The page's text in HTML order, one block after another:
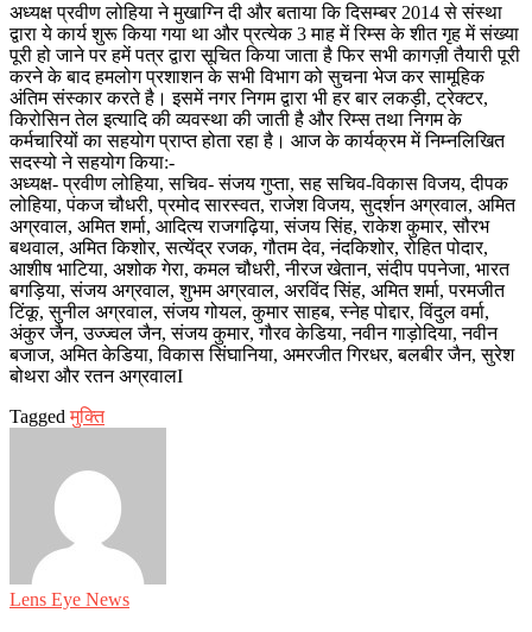
अध्यक्ष प्रवीण लोहिया ने मुखाग्नि दी और बताया कि दिसम्बर 2014 से संस्था
द्वारा ये कार्य शुरू किया गया था और प्रत्येक 3 माह में रिम्स के शीत गृह में संख्या
पूरी हो जाने पर हमें पत्र द्वारा सूचित किया जाता है फिर सभी कागज़ी तैयारी पूरी
करने के बाद हमलोग प्रशाशन के सभी विभाग को सुचना भेज कर सामूहिक
अंतिम संस्कार करते है। इसमें नगर निगम द्वारा भी हर बार लकड़ी, ट्रेक्टर,
किरोसिन तेल इत्यादि की व्यवस्था की जाती है और रिम्स तथा निगम के
कर्मचारियों का सहयोग प्राप्त होता रहा है। आज के कार्यक्रम में निम्नलिखित
सदस्यो ने सहयोग किया:-
अध्यक्ष- प्रवीण लोहिया, सचिव- संजय गुप्ता, सह सचिव-विकास विजय, दीपक
लोहिया, पंकज चौधरी, प्रमोद सारस्वत, राजेश विजय, सुदर्शन अग्रवाल, अमित
अग्रवाल, अमित शर्मा, आदित्य राजगढ़िया, संजय सिंह, राकेश कुमार, सौरभ
बथवाल, अमित किशोर, सत्येंद्र रजक, गौतम देव, नंदकिशोर, रोहित पोदार,
आशीष भाटिया, अशोक गेरा, कमल चौधरी, नीरज खेतान, संदीप पपनेजा, भारत
बगड़िया, संजय अग्रवाल, शुभम अग्रवाल, अरविंद सिंह, अमित शर्मा, परमजीत
टिंकू, सुनील अग्रवाल, संजय गोयल, कुमार साहब, स्नेह पोद्दार, विंदुल वर्मा,
अंकुर जैन, उज्ज्वल जैन, संजय कुमार, गौरव केडिया, नवीन गाड़ोदिया, नवीन
बजाज, अमित केडिया, विकास सिंघानिया, अमरजीत गिरधर, बलबीर जैन, सुरेश
बोथरा और रतन अग्रवालI
Taggedमुक्ति
Lens Eye News